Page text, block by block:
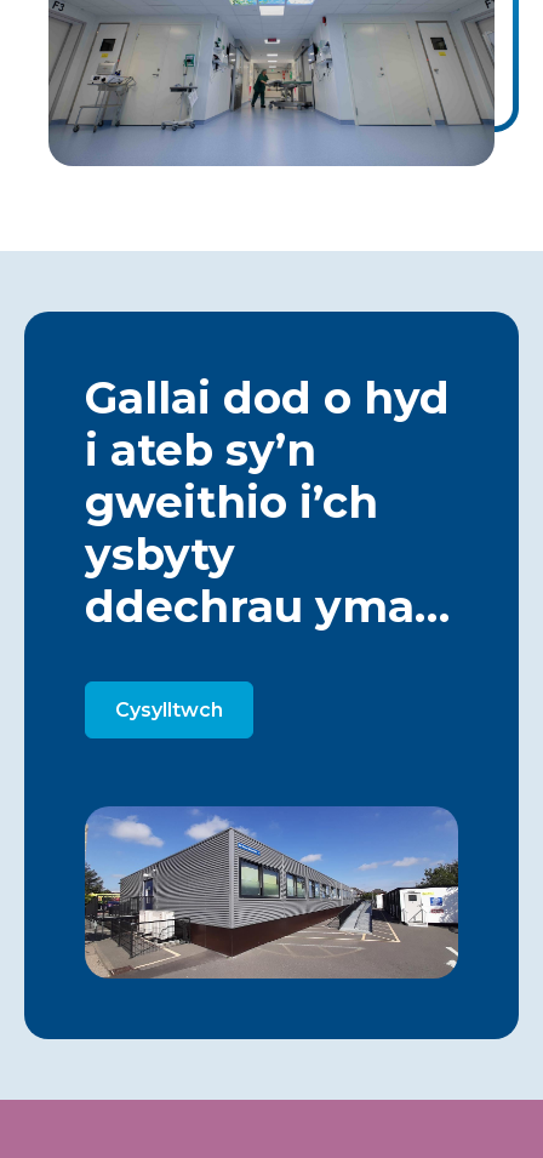
Gallai dod o hyd
i ateb sy’n
gweithio i’ch
ysbyty
ddechrau yma…
Cysylltwch